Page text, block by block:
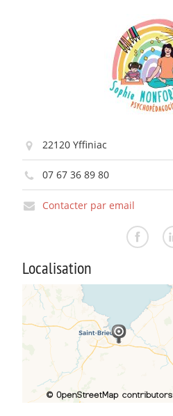
22120 Yffiniac
07 67 36 89 80
Contacter par email
Localisation